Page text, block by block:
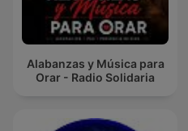
Alabanzas y Música para
Orar - Radio Solidaria